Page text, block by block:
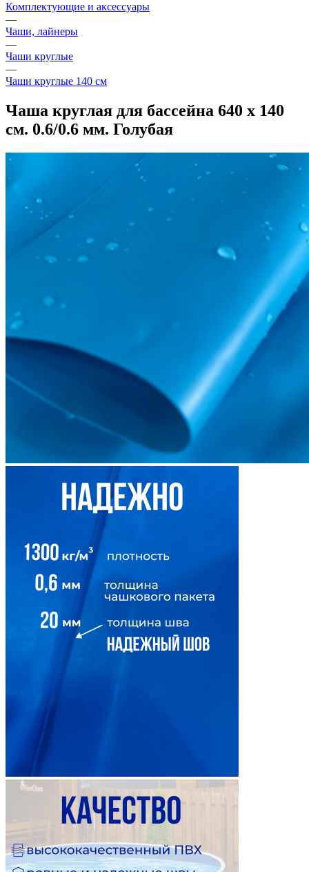
Комплектующие и аксессуары
—
Чаши, лайнеры
—
Чаши круглые
—
Чаши круглые 140 см
Чаша круглая для бассейна 640 х 140
см. 0.6/0.6 мм. Голубая